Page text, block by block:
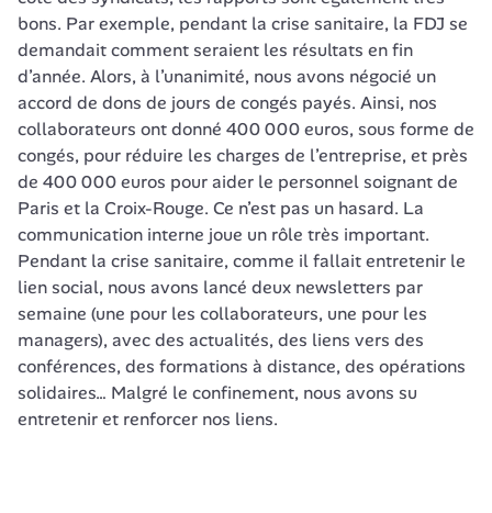
bons. Par exemple, pendant la crise sanitaire, la FDJ se
demandait comment seraient les résultats en fin
d’année. Alors, à l’unanimité, nous avons négocié un
accord de dons de jours de congés payés. Ainsi, nos
collaborateurs ont donné 400 000 euros, sous forme de
congés, pour réduire les charges de l’entreprise, et près
de 400 000 euros pour aider le personnel soignant de
Paris et la Croix-Rouge. Ce n’est pas un hasard. La
communication interne joue un rôle très important.
Pendant la crise sanitaire, comme il fallait entretenir le
lien social, nous avons lancé deux newsletters par
semaine (une pour les collaborateurs, une pour les
managers), avec des actualités, des liens vers des
conférences, des formations à distance, des opérations
solidaires… Malgré le confinement, nous avons su
entretenir et renforcer nos liens.